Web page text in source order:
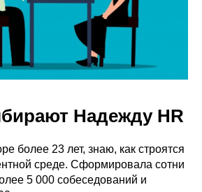
Надежду HR
более 23 лет, знаю, как строятся
среде. Сформировала сотни
5 000 собеседований и